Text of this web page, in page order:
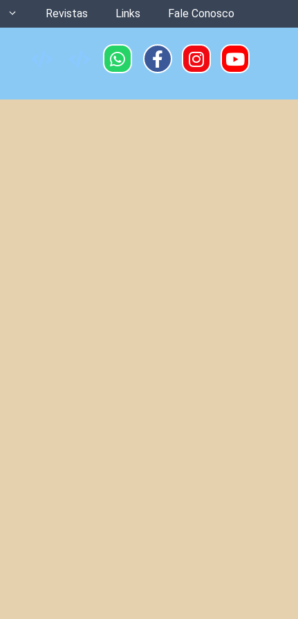
Revistas Links Fale Conosco